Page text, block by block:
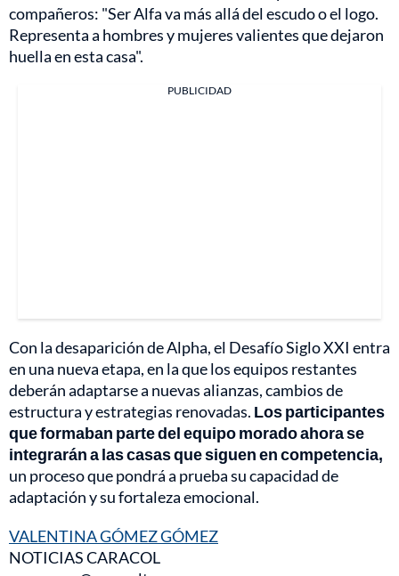
compañeros: "Ser Alfa va más allá del escudo o el logo.
Representa a hombres y mujeres valientes que dejaron
huella en esta casa".
PUBLICIDAD
Con la desaparición de Alpha, el Desafío Siglo XXI entra
en una nueva etapa, en la que los equipos restantes
deberán adaptarse a nuevas alianzas, cambios de
estructura y estrategias renovadas. Los participantes
que formaban parte del equipo morado ahora se
integrarán a las casas que siguen en competencia,
un proceso que pondrá a prueba su capacidad de
adaptación y su fortaleza emocional.
VALENTINA GÓMEZ GÓMEZ
NOTICIAS CARACOL